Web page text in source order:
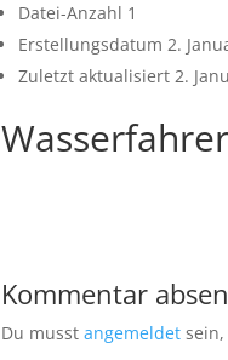
Datei-Anzahl 1
Erstellungsdatum 2.
Zuletzt aktualisiert 2.
Kommentar
Du musst angemeldet